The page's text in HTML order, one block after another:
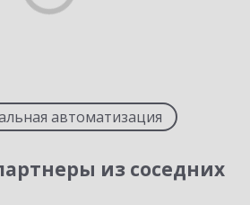
автоматизация
из соседних